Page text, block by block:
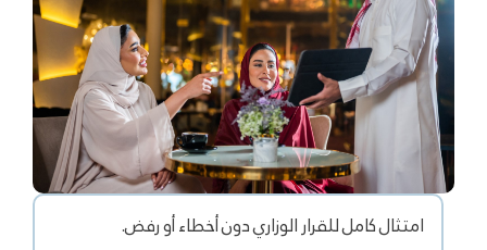
امتثال كامل للقرار الوزاري دون أخطاء أو رفض.